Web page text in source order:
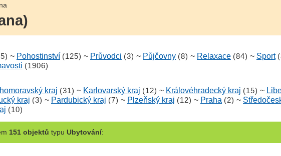
~ Pohostinství (125) ~ Průvodci (3) ~ Půjčovny (8) ~ Relaxace (84) ~ Sport
(1906)
kraj (31) ~ Karlovarský kraj (12) ~ Královéhradecký kraj (15) ~
kraj (3) ~ Pardubický kraj (7) ~ Plzeňský kraj (12) ~ Praha (2) ~
(10)
151 objektů typu Ubytování: